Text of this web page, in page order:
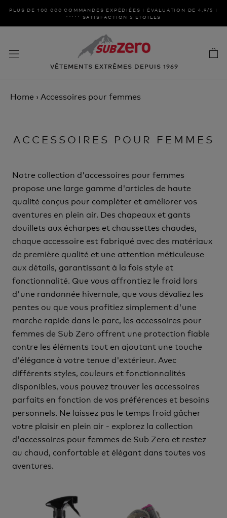
AllerPLUS DE 100 000 COMMANDES EXPÉDIÉES | ÉVALUATION DE 4,9/5 |
***** SATISFACTION 5 ÉTOILES
VÊTEMENTS EXTRÊMES DEPUIS 1969
Home › Accessoires pour femmes
ACCESSOIRES POUR FEMMES
Notre collection d'accessoires pour femmes
propose une large gamme d'articles de haute
qualité conçus pour compléter et améliorer vos
aventures en plein air. Des chapeaux et gants
douillets aux écharpes et chaussettes chaudes,
chaque accessoire est fabriqué avec des matériaux
de première qualité et une attention méticuleuse
aux détails, garantissant à la fois style et
fonctionnalité. Que vous affrontiez le froid lors
d'une randonnée hivernale, que vous dévaliez les
pentes ou que vous profitiez simplement d'une
marche rapide dans le parc, les accessoires pour
femmes de Sub Zero offrent une protection fiable
contre les éléments tout en ajoutant une touche
d'élégance à votre tenue d'extérieur. Avec
différents styles, couleurs et fonctionnalités
disponibles, vous pouvez trouver les accessoires
parfaits en fonction de vos préférences et besoins
personnels. Ne laissez pas le temps froid gâcher
votre plaisir en plein air - explorez la collection
d'accessoires pour femmes de Sub Zero et restez
au chaud, confortable et élégant dans toutes vos
aventures.